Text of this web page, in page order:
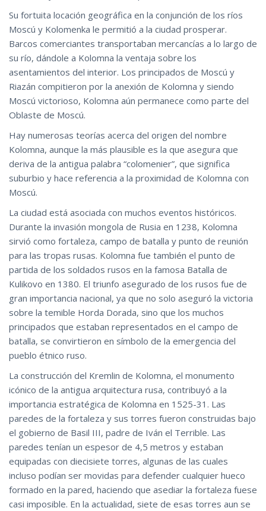
Su fortuita locación geográfica en la conjunción de los ríos
Moscú y Kolomenka le permitió a la ciudad prosperar.
Barcos comerciantes transportaban mercancías a lo largo de
su río, dándole a Kolomna la ventaja sobre los
asentamientos del interior. Los principados de Moscú y
Riazán compitieron por la anexión de Kolomna y siendo
Moscú victorioso, Kolomna aún permanece como parte del
Oblaste de Moscú.
Hay numerosas teorías acerca del origen del nombre
Kolomna, aunque la más plausible es la que asegura que
deriva de la antigua palabra “colomenier”, que significa
suburbio y hace referencia a la proximidad de Kolomna con
Moscú.
La ciudad está asociada con muchos eventos históricos.
Durante la invasión mongola de Rusia en 1238, Kolomna
sirvió como fortaleza, campo de batalla y punto de reunión
para las tropas rusas. Kolomna fue también el punto de
partida de los soldados rusos en la famosa Batalla de
Kulikovo en 1380. El triunfo asegurado de los rusos fue de
gran importancia nacional, ya que no solo aseguró la victoria
sobre la temible Horda Dorada, sino que los muchos
principados que estaban representados en el campo de
batalla, se convirtieron en símbolo de la emergencia del
pueblo étnico ruso.
La construcción del Kremlin de Kolomna, el monumento
icónico de la antigua arquitectura rusa, contribuyó a la
importancia estratégica de Kolomna en 1525-31. Las
paredes de la fortaleza y sus torres fueron construidas bajo
el gobierno de Basil III, padre de Iván el Terrible. Las
paredes tenían un espesor de 4,5 metros y estaban
equipadas con diecisiete torres, algunas de las cuales
incluso podían ser movidas para defender cualquier hueco
formado en la pared, haciendo que asediar la fortaleza fuese
casi imposible. En la actualidad, siete de esas torres aun se